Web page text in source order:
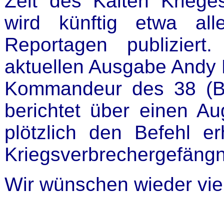
wird künftig etwa
Reportagen
aktuellen Ausgabe
Kommandeur des 38
berichtet über einen
plötzlich den Befehl
Wir wünschen wieder